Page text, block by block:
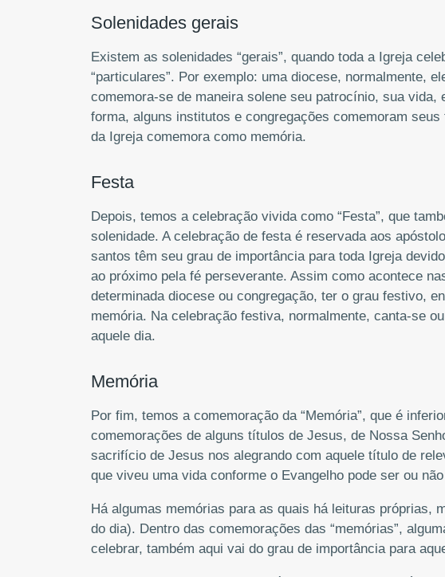
Solenidades gerais
Existem as solenidades “gerais”, quando toda a Igreja
“particulares”. Por exemplo: uma diocese, normalmente,
comemora-se de maneira solene seu patrocínio, sua
forma, alguns institutos e congregações comemoram
da Igreja comemora como memória.
Festa
Depois, temos a celebração vivida como “Festa”, que
solenidade. A celebração de festa é reservada aos
santos têm seu grau de importância para toda Igreja
ao próximo pela fé perseverante. Assim como acontece
determinada diocese ou congregação, ter o grau festivo,
memória. Na celebração festiva, normalmente, canta-se
aquele dia.
Memória
Por fim, temos a comemoração da “Memória”, que é
comemorações de alguns títulos de Jesus, de Nossa
sacrifício de Jesus nos alegrando com aquele título de
que viveu uma vida conforme o Evangelho pode ser ou
Há algumas memórias para as quais há leituras próprias,
do dia). Dentro das comemorações das “memórias”,
celebrar, também aqui vai do grau de importância para